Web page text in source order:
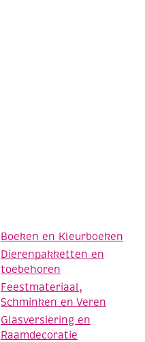
Boeken en Kleurboeken
Dierenpakketten en
toebehoren
Feestmateriaal,
Schminken en Veren
Glasversiering en
Raamdecoratie